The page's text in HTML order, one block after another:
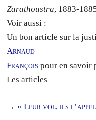
Zarathoustra, 1883-
Voir aussi :
Un bon article sur la
Arnaud
François pour en savoir
Les articles
→ « Leur vol, ils